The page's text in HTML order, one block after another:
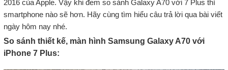
2016 của Apple. Vậy khi đem so sánh Galaxy A70 với 7 Plus thì
smartphone nào sẽ hơn. Hãy cùng tìm hiểu câu trả lời qua bài viết
ngày hôm nay nhé.
So sánh thiết kế, màn hình Samsung Galaxy A70 với
iPhone 7 Plus: